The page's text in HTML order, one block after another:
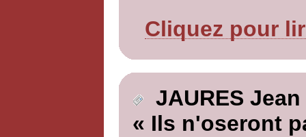
Cliquez pour
JAURES Jean
« Ils n'oseront